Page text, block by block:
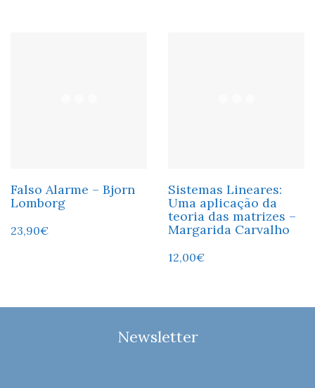
Falso Alarme – Bjorn
Lomborg
23,90€
Sistemas Lineares:
Uma aplicação da
teoria das matrizes –
Margarida Carvalho
12,00€
Newsletter